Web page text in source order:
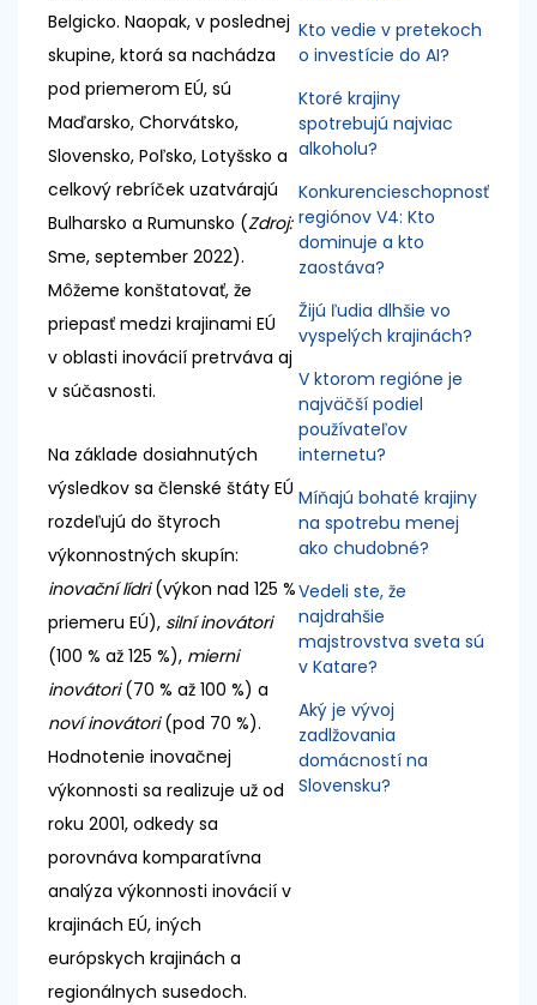
Belgicko. Naopak, v poslednej
skupine, ktorá sa nachádza
pod priemerom EÚ, sú
Maďarsko, Chorvátsko,
Slovensko, Poľsko, Lotyšsko a
celkový rebríček uzatvárajú
Bulharsko a Rumunsko (Zdroj:
Sme, september 2022).
Môžeme konštatovať, že
priepasť medzi krajinami EÚ
v oblasti inovácií pretrváva aj
v súčasnosti.
Na základe dosiahnutých
výsledkov sa členské štáty EÚ
rozdeľujú do štyroch
výkonnostných skupín:
inovační lídri(výkon nad 125 %
priemeru EÚ), silní inovátori
(100 % až 125 %), mierni
inovátori(70 % až 100 %) a
noví inovátori(pod 70 %).
Hodnotenie inovačnej
výkonnosti sa realizuje už od
roku 2001, odkedy sa
porovnáva komparatívna
analýza výkonnosti inovácií v
krajinách EÚ, iných
európskych krajinách a
regionálnych susedoch.
Kto vedie v pretekoch
o investície do AI?
Ktoré krajiny
spotrebujú najviac
alkoholu?
Konkurencieschopnosť
regiónov V4: Kto
dominuje a kto
zaostáva?
Žijú ľudia dlhšie vo
vyspelých krajinách?
V ktorom regióne je
najväčší podiel
používateľov
internetu?
Míňajú bohaté krajiny
na spotrebu menej
ako chudobné?
Vedeli ste, že
najdrahšie
majstrovstva sveta sú
v Katare?
Aký je vývoj
zadlžovania
domácností na
Slovensku?